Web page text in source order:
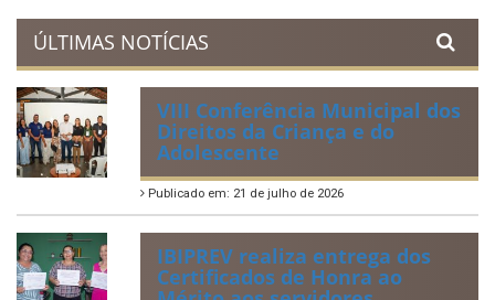
ÚLTIMAS NOTÍCIAS
VIII Conferência Municipal dos
Direitos da Criança e do
Adolescente
Publicado em: 21 de julho de 2026
IBIPREV realiza entrega dos
Certificados de Honra ao